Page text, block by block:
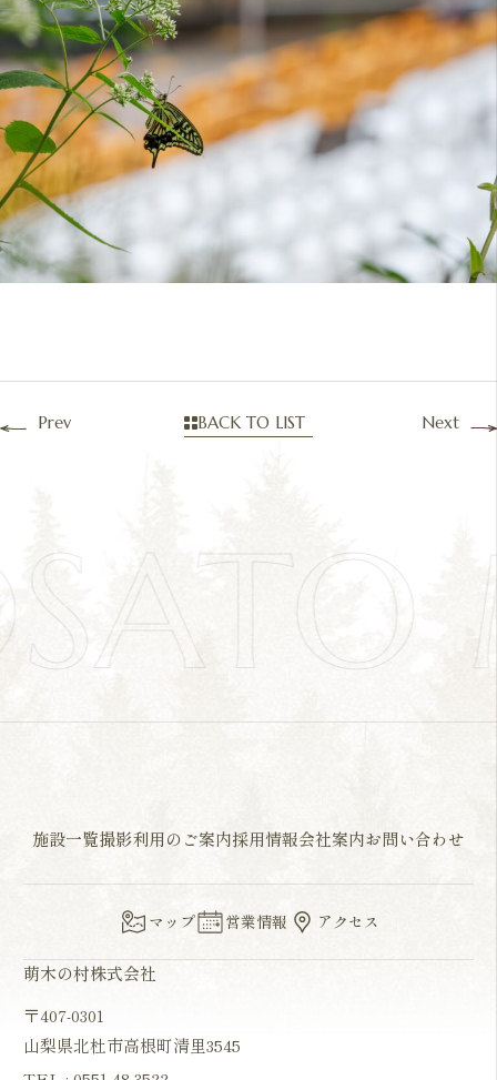
Prev Next
BACK TO LIST
施設一覧撮影利用のご案内採用情報会社案内お問い合わせ
マップ 営業情報 アクセス
萌木の村株式会社
〒407-0301
山梨県北杜市高根町清里3545